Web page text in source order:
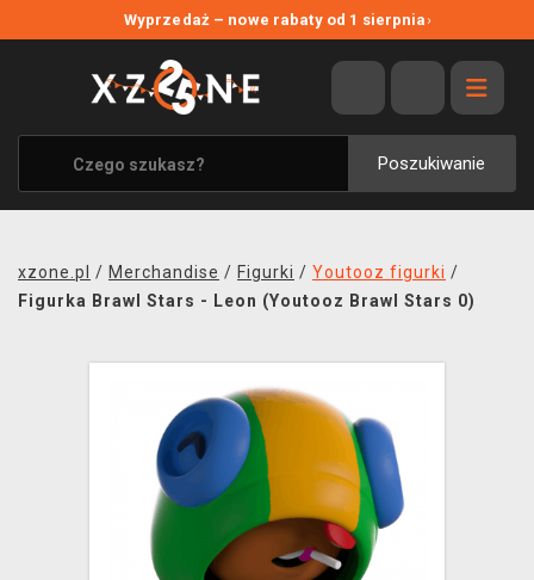
Wyprzedaż – nowe rabaty od 1 sierpnia›
Poszukiwanie
WYPRZEDAŻ
WSZYSTKIE MARKI
XZONE ORIGINALS
UBRANIA I AKCESORIA
SOUNDTRACKI
xzone.pl / Merchandise / Figurki / Youtooz figurki /
Figurka Brawl Stars - Leon (Youtooz Brawl Stars 0)